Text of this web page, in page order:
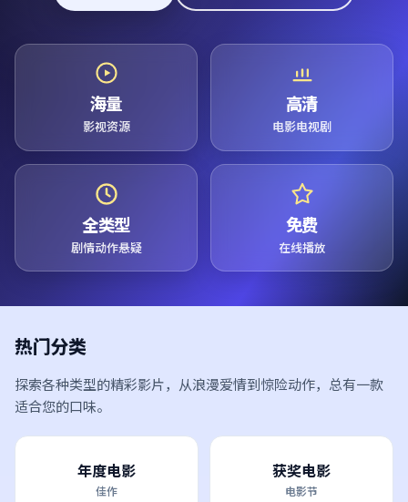
海量
影视资源
高清
电影电视剧
全类型
剧情动作悬疑
免费
在线播放
热门分类
探索各种类型的精彩影片，从浪漫爱情到惊险动作，总有一款
适合您的口味。
年度电影
佳作
获奖电影
电影节